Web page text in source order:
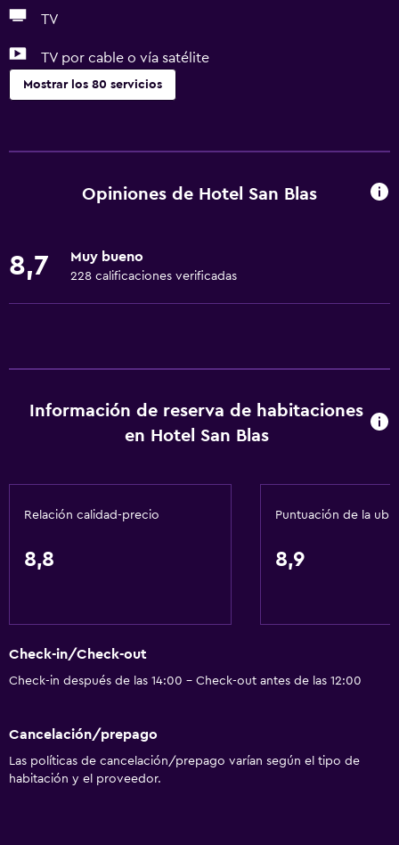
TV
TV por cable o vía satélite
Mostrar los 80 servicios
Centro de negocios
Cambio de divisas
Check-in/check-out privado
Recepción 24 horas
Servicios básicos
Wifi gratis
Ventilador
Extinguidor
Alarma de humo
Opiniones de Hotel San Blas
8,7 Muy bueno
228 calificaciones verificadas
Información de reserva de habitaciones
en Hotel San Blas
Relación calidad-precio
8,8
Puntuación de la
8,9
Check-in/Check-out
Check-in después de las 14:00 - Check-out antes de las 12:00
Cancelación/prepago
Las políticas de cancelación/prepago varían según el tipo de
habitación y el proveedor.